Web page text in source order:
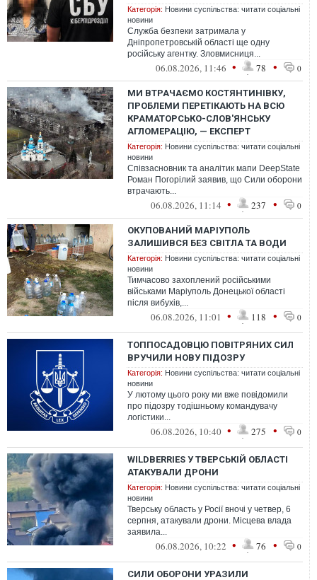
Категорія: Новини суспільства: читати соціальні
новини
Служба безпеки затримала у
Дніпропетровській області ще одну
російську агентку. Зловмисниця...
06.08.2026, 11:46 • 78 • 0
МИ ВТРАЧАЄМО КОСТЯНТИНІВКУ,
ПРОБЛЕМИ ПЕРЕТІКАЮТЬ НА ВСЮ
КРАМАТОРСЬКО-СЛОВ'ЯНСЬКУ
АГЛОМЕРАЦІЮ, — ЕКСПЕРТ
Категорія: Новини суспільства: читати соціальні
новини
Співзасновник та аналітик мапи DeepState
Роман Погорілий заявив, що Сили оборони
втрачають...
06.08.2026, 11:14 • 237 • 0
ОКУПОВАНИЙ МАРІУПОЛЬ
ЗАЛИШИВСЯ БЕЗ СВІТЛА ТА ВОДИ
Категорія: Новини суспільства: читати соціальні
новини
Тимчасово захоплений російськими
військами Маріуполь Донецької області
після вибухів,...
06.08.2026, 11:01 • 118 • 0
ТОППОСАДОВЦЮ ПОВІТРЯНИХ СИЛ
ВРУЧИЛИ НОВУ ПІДОЗРУ
Категорія: Новини суспільства: читати соціальні
новини
У лютому цього року ми вже повідомили
про підозру тодішньому командувачу
логістики...
06.08.2026, 10:40 • 275 • 0
WILDBERRIES У ТВЕРСЬКІЙ ОБЛАСТІ
АТАКУВАЛИ ДРОНИ
Категорія: Новини суспільства: читати соціальні
новини
Тверську область у Росії вночі у четвер, 6
серпня, атакували дрони. Місцева влада
заявила...
06.08.2026, 10:22 • 76 • 0
СИЛИ ОБОРОНИ УРАЗИЛИ